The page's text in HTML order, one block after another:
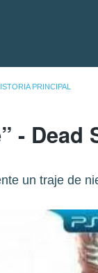
PRINCIPAL
- Dead
un traje de